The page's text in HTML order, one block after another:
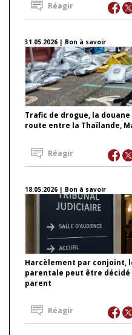
Réagir
31.05.2026 | Bon à savoir
Trafic de drogue, la
route entre la Thaïlande,
Réagir
18.05.2026 | Bon à savoir
Harcèlement par conjoint,
parentale peut être décidé
parent
Réagir